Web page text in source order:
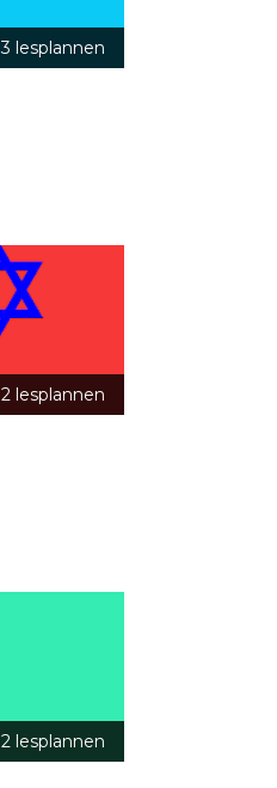
3 lesplannen
2 lesplannen
2 lesplannen